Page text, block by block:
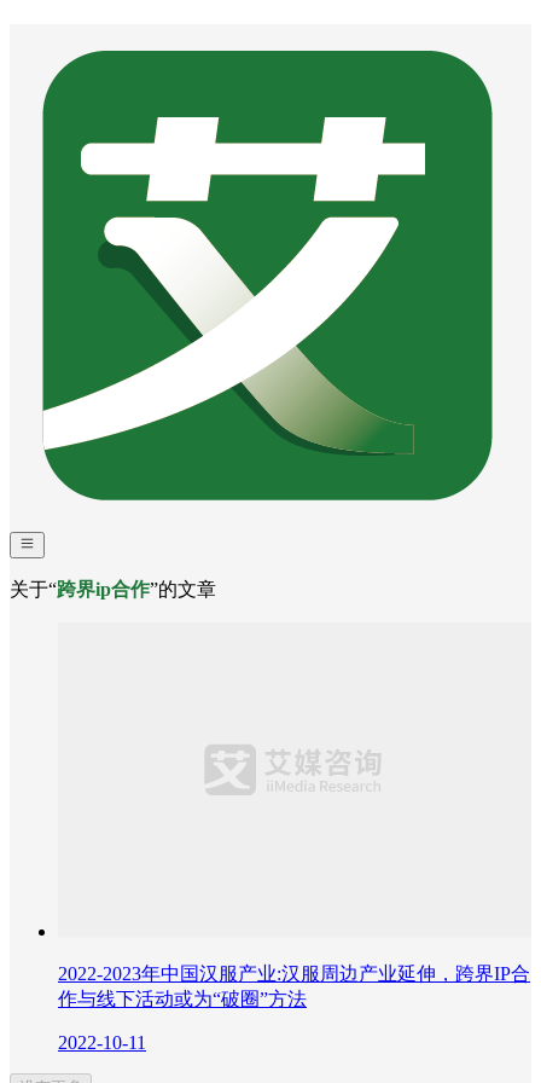
关于“跨界ip合作”的文章
2022-2023年中国汉服产业:汉服周边产业延伸，跨界IP合
作与线下活动或为“破圈”方法
2022-10-11